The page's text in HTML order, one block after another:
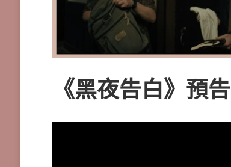
《黑夜告白》預告